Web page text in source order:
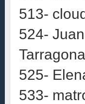
513-
524-
525-
533-